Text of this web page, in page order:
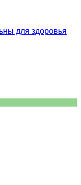
для здоровья